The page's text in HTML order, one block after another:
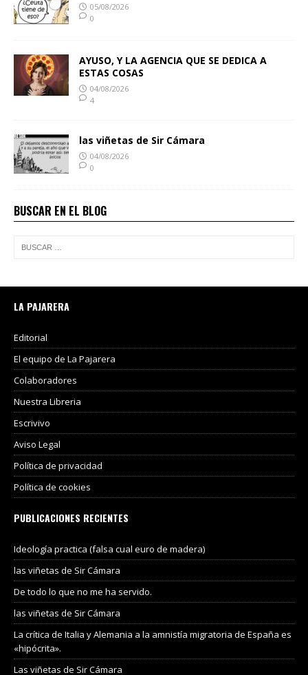
05/08/2026
0
AYUSO, Y LA AGENCIA QUE SE DEDICA A
ESTAS COSAS
04/08/2026
4
las viñetas de Sir Cámara
04/08/2026
0
BUSCAR EN EL BLOG
LA PAJARERA
Editorial
El equipo de La Pajarera
Colaboradores
Nuestra Libreria
Escrivivo
Aviso Legal
Política de privacidad
Política de cookies
PUBLICACIONES RECIENTES
Ideología practica (falsa cual euro de madera)
las viñetas de Sir Cámara
De todo lo que no me ha servido.
las viñetas de Sir Cámara
La crítica de Italia y Alemania a la amnistía migratoria de España es
«hipócrita».
Las viñetas de Sir Cámara